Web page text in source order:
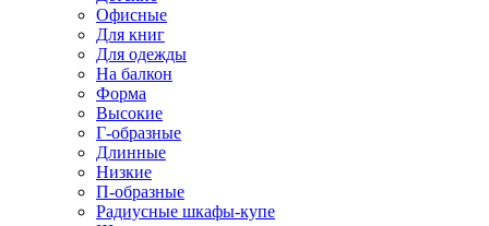
Офисные
Для книг
Для одежды
На балкон
Форма
Высокие
Г-образные
Длинные
Низкие
П-образные
Радиусные шкафы-купе